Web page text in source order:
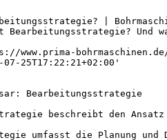
|
Und
www.prima-
25T17:22:21+02:00'
Bearbeitungsstrategie
beschreibt den
umfasst die Planung und